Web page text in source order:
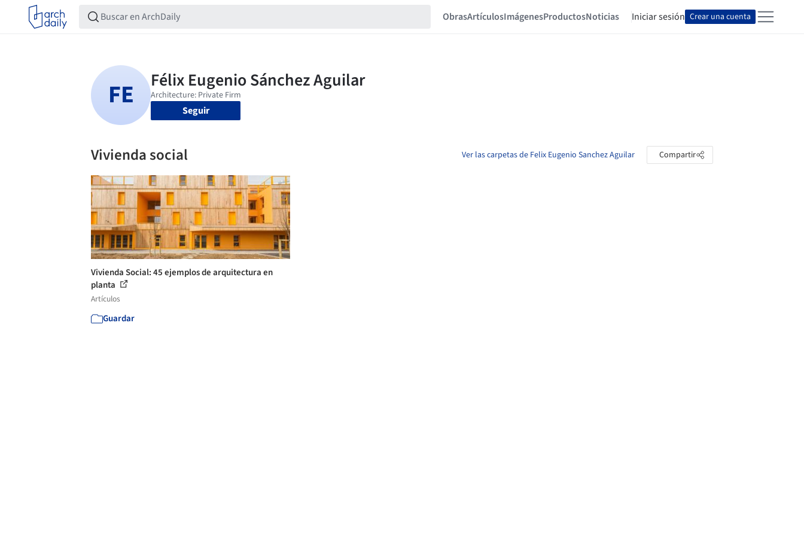
ObrasArtículosImágenesProductosNoticias Iniciar sesión Crear una cuenta
Seguir
Vivienda social Ver las carpetas de Felix Eugenio Sanchez Aguilar Compartir
Vivienda Social: 45 ejemplos de arquitectura en
planta
Artículos
Guardar